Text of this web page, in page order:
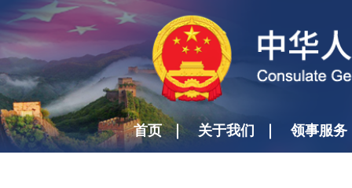
首页 关于我们 领事服务